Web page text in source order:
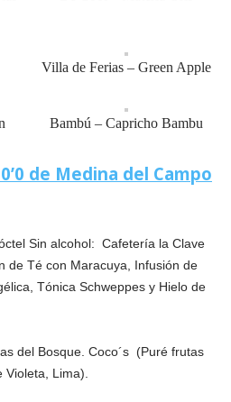
Villa de Ferias – Green Apple
Bambú – Capricho Bambu
de Medina del Campo
Sin alcohol: Cafetería la Clave
de Té con Maracuya, Infusión de
Tónica Schweppes y Hielo de
del Bosque. Coco´s (Puré frutas
Lima).